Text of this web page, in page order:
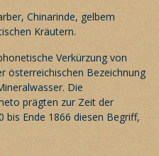
Chinarinde, gelbem
Kräutern.
Verkürzung von
österreichischen Bezeichnung
Die
prägten zur Zeit der
bis Ende 1866 diesen Begriff,